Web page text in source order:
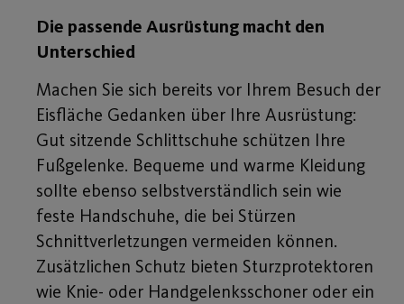
Die passende Ausrüstung macht den
Unterschied
Machen Sie sich bereits vor Ihrem Besuch der
Eisfläche Gedanken über Ihre Ausrüstung:
Gut sitzende Schlittschuhe schützen Ihre
Fußgelenke. Bequeme und warme Kleidung
sollte ebenso selbstverständlich sein wie
feste Handschuhe, die bei Stürzen
Schnittverletzungen vermeiden können.
Zusätzlichen Schutz bieten Sturzprotektoren
wie Knie- oder Handgelenksschoner oder ein